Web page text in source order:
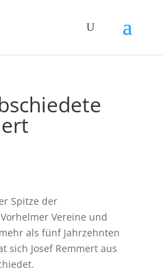
Spitze der
Vereine und
als fünf Jahrzehnten
sich Josef Remmert aus